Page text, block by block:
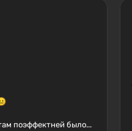
поэффектней было...